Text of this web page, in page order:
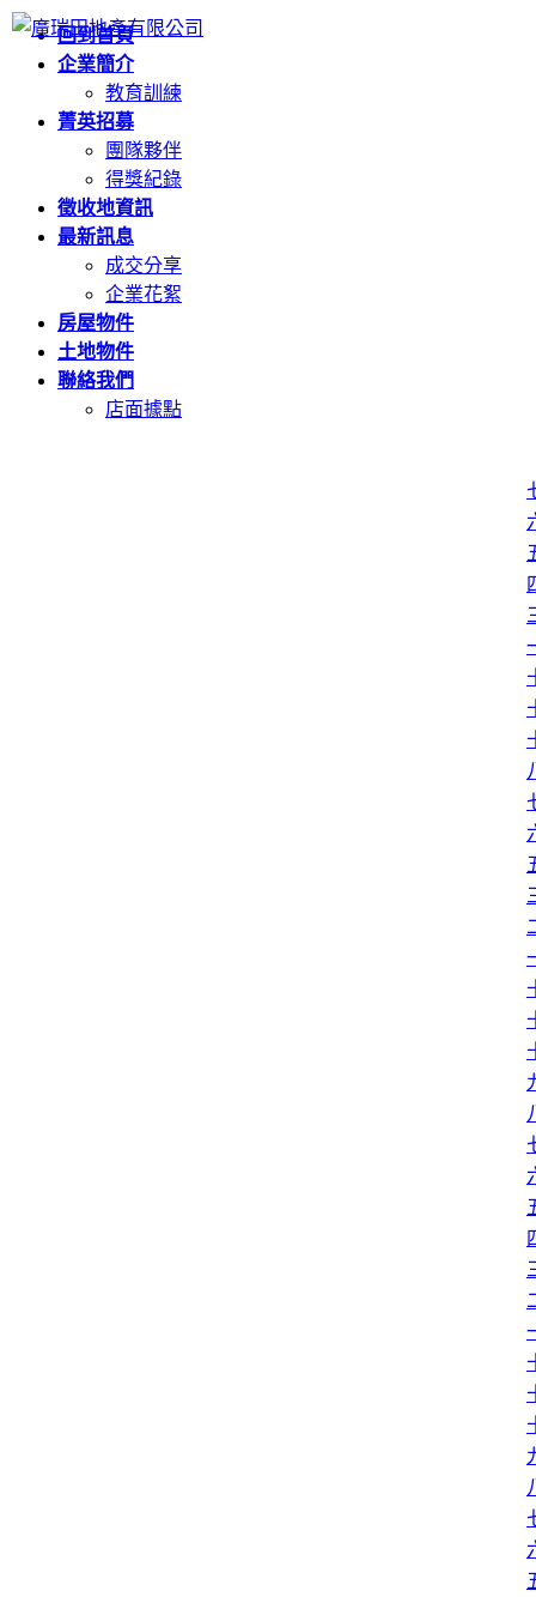
回到首頁
企業簡介
教育訓練
菁英招募
團隊夥伴
得獎紀錄
徵收地資訊
最新訊息
成交分享
企業花絮
房屋物件
土地物件
聯絡我們
店面據點